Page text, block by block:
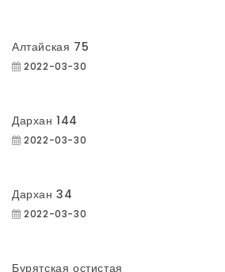
Алтайская 75
2022-03-30
Дархан 144
2022-03-30
Дархан 34
2022-03-30
Бурятская остистая